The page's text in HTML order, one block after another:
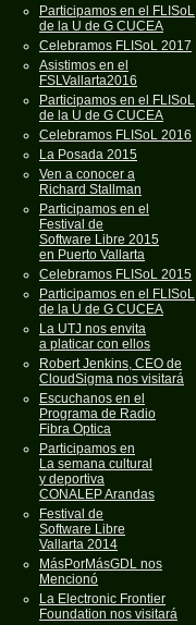
Participamos en el FLISoL
de la U de G CUCEA
Celebramos FLISoL 2017
Asistimos en el
FSLVallarta2016
Participamos en el FLISoL
de la U de G CUCEA
Celebramos FLISoL 2016
La Posada 2015
Ven a conocer a
Richard Stallman
Participamos en el
Festival de
Software Libre 2015
en Puerto Vallarta
Celebramos FLISoL 2015
Participamos en el FLISoL
de la U de G CUCEA
La UTJ nos envita
a platicar con ellos
Robert Jenkins, CEO de
CloudSigma nos visitará
Escuchanos en el
Programa de Radio
Fibra Optica
Participamos en
La semana cultural
y deportiva
CONALEP Arandas
Festival de
Software Libre
Vallarta 2014
MásPorMásGDL nos
Mencionó
La Electronic Frontier
Foundation nos visitará